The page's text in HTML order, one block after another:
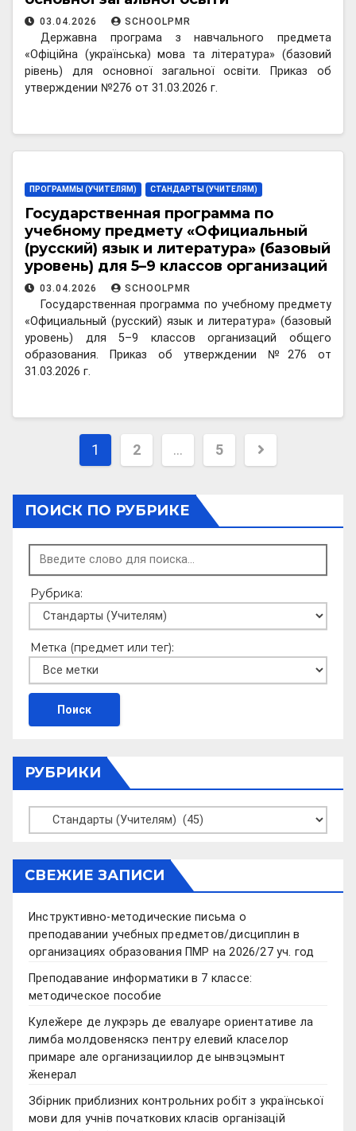
03.04.2026 SCHOOLPMR
Державна програма з навчального предмета
«Офіційна (українська) мова та література» (базовий
рівень) для основної загальної освіти. Приказ об
утверждении №276 от 31.03.2026 г.
ПРОГРАММЫ (УЧИТЕЛЯМ) СТАНДАРТЫ (УЧИТЕЛЯМ)
Государственная программа по
учебному предмету «Официальный
(русский) язык и литература» (базовый
уровень) для 5–9 классов организаций
общего образования
03.04.2026 SCHOOLPMR
Государственная программа по учебному предмету
«Официальный (русский) язык и литература» (базовый
уровень) для 5–9 классов организаций общего
образования. Приказ об утверждении №276 от
31.03.2026 г.
Пагинация
записей
1 2 … 5
ПОИСК ПО РУБРИКЕ
Рубрика:
Метка (предмет или тег):
РУБРИКИ
Рубрики
СВЕЖИЕ ЗАПИСИ
Инструктивно-методические письма о
преподавании учебных предметов/дисциплин в
организациях образования ПМР на 2026/27 уч. год
Преподавание информатики в 7 классе:
методическое пособие
Кулеӂере де лукрэрь де евалуаре ориентативе ла
лимба молдовеняскэ пентру елевий класелор
примаре але организациилор де ынвэцэмынт
ӂенерал
Збірник приблизних контрольних робіт з української
мови для учнів початкових класів організацій